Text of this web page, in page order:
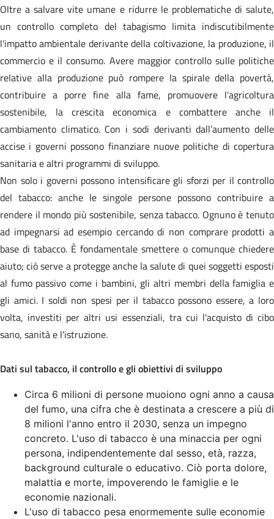
Oltre a salvare vite umane e ridurre le problematiche di salute,
un controllo completo del tabagismo limita indiscutibilmente
l'impatto ambientale derivante della coltivazione, la produzione, il
commercio e il consumo. Avere maggior controllo sulle politiche
relative alla produzione può rompere la spirale della povertà,
contribuire a porre fine alla fame, promuovere l'agricoltura
sostenibile, la crescita economica e combattere anche il
cambiamento climatico. Con i sodi derivanti dall’aumento delle
accise i governi possono finanziare nuove politiche di copertura
sanitaria e altri programmi di sviluppo.
Non solo i governi possono intensificare gli sforzi per il controllo
del tabacco: anche le singole persone possono contribuire a
rendere il mondo più sostenibile, senza tabacco. Ognuno è tenuto
ad impegnarsi ad esempio cercando di non comprare prodotti a
base di tabacco. È fondamentale smettere o comunque chiedere
aiuto; ciò serve a protegge anche la salute di quei soggetti esposti
al fumo passivo come i bambini, gli altri membri della famiglia e
gli amici. I soldi non spesi per il tabacco possono essere, a loro
volta, investiti per altri usi essenziali, tra cui l'acquisto di cibo
sano, sanità e l'istruzione.
Dati sul tabacco, il controllo e gli obiettivi di sviluppo
Circa 6 milioni di persone muoiono ogni anno a causa
del fumo, una cifra che è destinata a crescere a più di
8 milioni l'anno entro il 2030, senza un impegno
concreto. L'uso di tabacco è una minaccia per ogni
persona, indipendentemente dal sesso, età, razza,
background culturale o educativo. Ciò porta dolore,
malattia e morte, impoverendo le famiglie e le
economie nazionali.
L'uso di tabacco pesa enormemente sulle economie